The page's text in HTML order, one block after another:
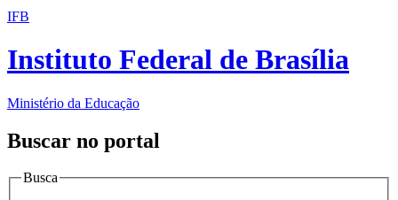
IFB
Instituto Federal de Brasília
Ministério da Educação
Buscar no portal
Busca